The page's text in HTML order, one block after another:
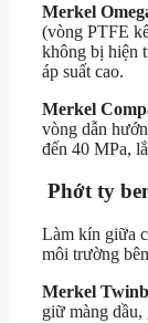
Merkel
(vòng PTFE
không bị hiện
áp suất cao.
Merkel
vòng dẫn
đến 40 MPa,
Phớt ty
Làm kín giữa
môi trường
Merkel
giữ màng